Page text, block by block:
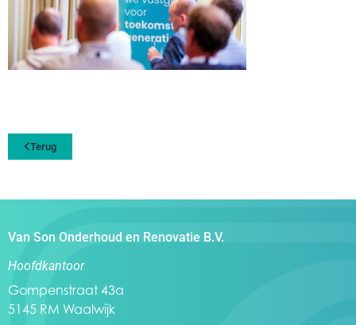
Terug
Van Son Onderhoud en Renovatie B.V.
Hoofdkantoor
Gompenstraat 43a
5145 RM Waalwijk